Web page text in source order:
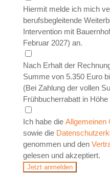
Hiermit melde ich mich
berufsbegleitende
Intervention mit
Februar 2027) an.
Nach Erhalt der
Summe von 5.350 Euro
(Bei Zahlung der vollen
Frühbucherrabatt in
Ich habe die Allgemeinen
sowie die
genommen und den
gelesen und akzeptiert.
Jetzt anmelden